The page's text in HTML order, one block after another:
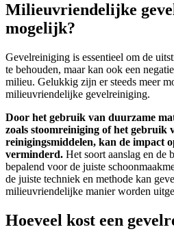
Milieuvriendelijke
mogelijk?
Gevelreiniging is essentieel om de
te behouden, maar kan ook een
milieu. Gelukkig zijn er steeds meer
milieuvriendelijke gevelreiniging.
Door het gebruik van duurzame
zoals stoomreiniging of het gebruik
reinigingsmiddelen, kan de impact
verminderd. Het soort aanslag en de
bepalend voor de juiste
de juiste techniek en methode kan
milieuvriendelijke manier worden
Hoeveel kost een